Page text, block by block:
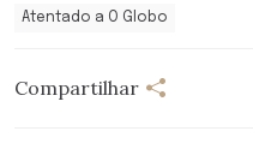
Atentado a O Globo
Compartilhar